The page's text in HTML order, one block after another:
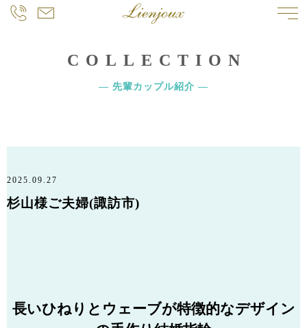
COLLECTION
― 先輩カップル紹介 ―
2025.09.27
杉山様ご夫婦(諏訪市)
長いひねりとウェーブが特徴的なデザイン